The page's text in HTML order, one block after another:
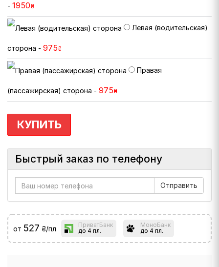
- 1950₴
Левая (водительская)
сторона - 975₴
Правая
(пассажирская) сторона - 975₴
КУПИТЬ
Быстрый заказ по телефону
от 527 ₴/пл
ПриватБанк
до 4 пл.
МоноБанк
до 4 пл.